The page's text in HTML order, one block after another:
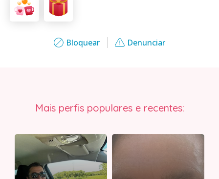
Bloquear Denunciar
Mais perfis populares e recentes: